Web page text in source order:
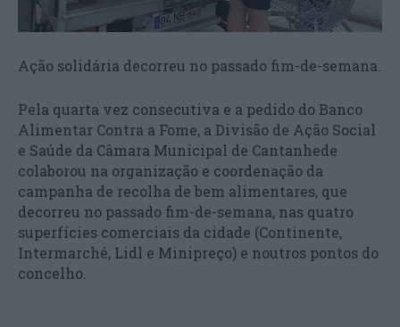
Ação solidária decorreu no passado fim-de-semana.
Pela quarta vez consecutiva e a pedido do Banco
Alimentar Contra a Fome, a Divisão de Ação Social
e Saúde da Câmara Municipal de Cantanhede
colaborou na organização e coordenação da
campanha de recolha de bem alimentares, que
decorreu no passado fim-de-semana, nas quatro
superfícies comerciais da cidade (Continente,
Intermarché, Lidl e Minipreço) e noutros pontos do
concelho.